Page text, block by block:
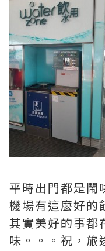
平時出門都是鬧
機場有這麼好的
其實美好的事都
味。。。祝，旅